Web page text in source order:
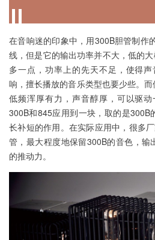
在音响迷的印象中，用300B胆管制作
线，但是它的输出功率并不大，低的
多一点，功率上的先天不足，使得
响，擅长播放的音乐类型也要少些。
低频浑厚有力，声音醇厚，可以驱
300B和845应用到一块，取的是300B
长补短的作用。在实际应用中，很多
管，最大程度地保留300B的音色，输
的推动力。